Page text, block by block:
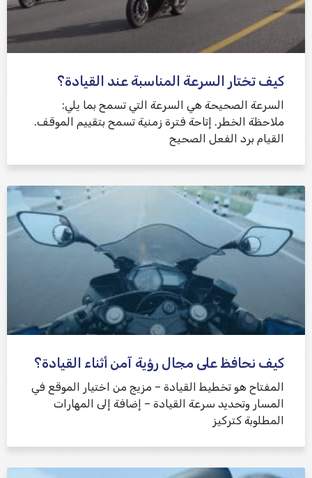
كيف تختار السرعة المناسبة عند القيادة؟
السرعة الصحيحة هي السرعة التي تسمح بما يلي:
ملاحظة الخطر. إتاحة فترة زمنية تسمح بتقييم الموقف.
القيام برد الفعل الصحيح
كيف نحافظ على مجال رؤية آمن أثناء القيادة؟
المفتاح هو تخطيط القيادة – مزيج من اختيار الموقع في
المسار وتحديد سرعة القيادة – إضافة إلى المهارات
المطلوبة كتركيز